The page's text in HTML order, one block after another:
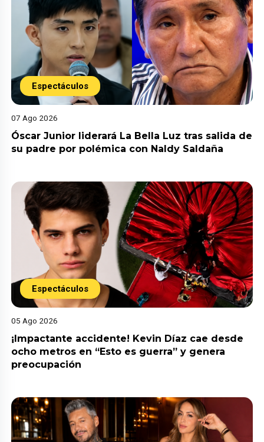
Espectáculos
07 Ago 2026
Óscar Junior liderará La Bella Luz tras salida de
su padre por polémica con Naldy Saldaña
Espectáculos
05 Ago 2026
¡Impactante accidente! Kevin Díaz cae desde
ocho metros en “Esto es guerra” y genera
preocupación